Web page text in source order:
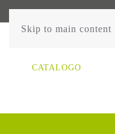
Skip to main content
CATALOGO